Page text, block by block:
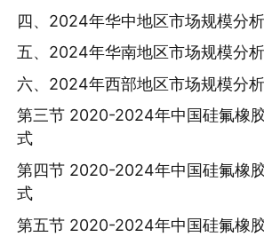
四、2024年华中地区市场规模分析
五、2024年华南地区市场规模分析
六、2024年西部地区市场规模分析
第三节 2020-2024年中国硅氟橡
式
第四节 2020-2024年中国硅氟橡
式
第五节 2020-2024年中国硅氟橡